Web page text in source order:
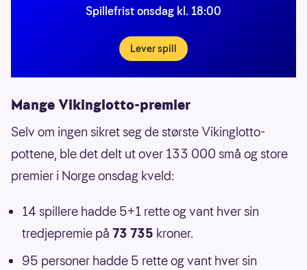
Spillefrist onsdag kl. 18:00
Lever spill
Mange Vikinglotto-premier
Selv om ingen sikret seg de største Vikinglotto-
pottene, ble det delt ut over 133 000 små og store
premier i Norge onsdag kveld:
14 spillere hadde 5+1 rette og vant hver sin
tredjepremie på 73 735 kroner.
95 personer hadde 5 rette og vant hver sin